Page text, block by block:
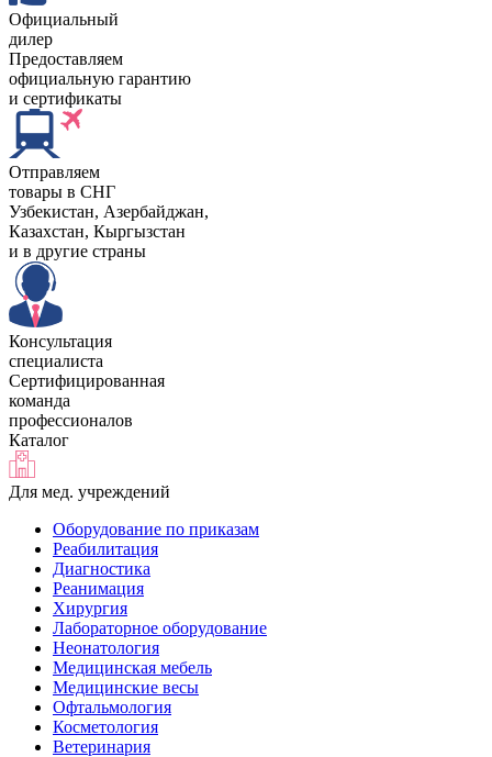
Официальный
дилер
Предоставляем
официальную гарантию
и сертификаты
Отправляем
товары в СНГ
Узбекистан, Aзербайджан,
Казахстан, Кыргызстан
и в другие страны
Консультация
специалиста
Сертифицированная
команда
профессионалов
Каталог
Для мед. учреждений
Оборудование по приказам
Реабилитация
Диагностика
Реанимация
Хирургия
Лабораторное оборудование
Неонатология
Медицинская мебель
Медицинские весы
Офтальмология
Косметология
Ветеринария